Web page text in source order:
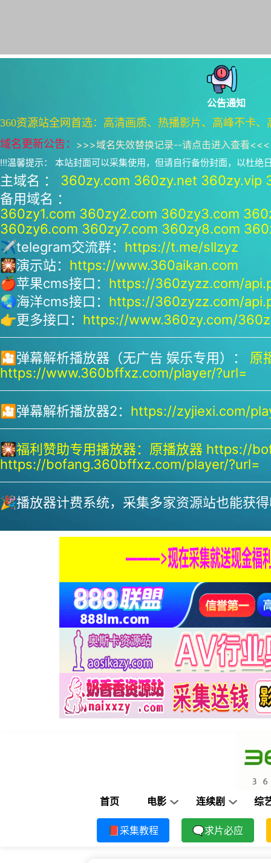
公告通知
360资源站全网首选：高清画质、热播影片、高峰不卡
域名更新公告： >>>域名失效替换记录--请点击进入查看<<<
!!!温馨提示： 本站封面可以采集使用，但请自行备份封面，以杜绝
主域名 ： 360zy.com 360zy.net 360zy.vip
备用域名 ：
360zy1.com 360zy2.com 360zy3.com
360zy6.com 360zy7.com 360zy8.com
✈telegram交流群： https://t.me/sllzyz
🎇演示站： https://www.360aikan.com
🍎苹果cms接口： https://360zyzz.com/
🌏海洋cms接口： https://360zyzz.com/
👉更多接口： https://www.360zy.com/
🎦弹幕解析播放器（无广告 娱乐专用）： 原
https://www.360bffxz.com/player/?url=
🎦弹幕解析播放器2： https://zyjiexi.com/
🎇福利赞助专用播放器： 原播放器 https://
https://bofang.360bffxz.com/player/?url=
🎉播放器计费系统，采集多家资源站也能获
首页 电影 连续剧 综
📕采集教程 🗨求片必应